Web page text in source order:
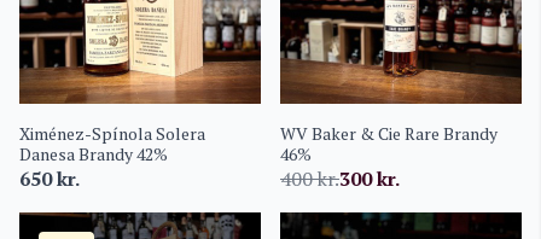
Ximénez-Spínola Solera
Danesa Brandy 42%
650kr.
WV Baker & Cie Rare Brandy
46%
400kr.300kr.